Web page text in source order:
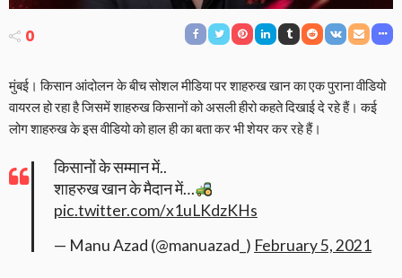
0
मुंबई। किसान आंदोलन के बीच सोशल मीडिया पर शाहरुख खान का एक पुराना वीडियो
वायरल हो रहा है जिसमें शाहरुख किसानों को असली हीरो कहते दिखाई दे रहे हैं। कई
लोग शाहरुख के इस वीडियो को हाल ही का बता कर भी शेयर कर रहे हैं।
किसानों के सम्मान में..
शाहरुख खान के मैदान में…
pic.twitter.com/x1uLKdzKHs
— Manu Azad (@manuazad_) February 5, 2021